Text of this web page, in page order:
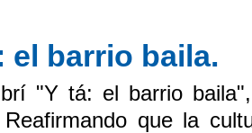
el barrio baila.
"Y tá: el barrio
Reafirmando que la